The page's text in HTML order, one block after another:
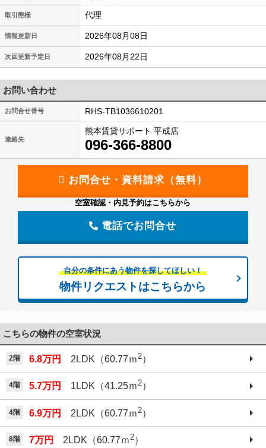
取引態様 代理
情報更新日 2026年08月08日
次回更新予定日 2026年08月22日
お問い合わせ
お問合せ番号 RHS-TB1036610201
連絡先
熊本賃貸サポート 平成店
096-366-8800
空室確認・内見予約はこちらから
電話でお問合せ
自分の条件にあう物件を探してほしい！
物件リクエストはこちらから
こちらの物件の空室状況
2階 6.8万円 2LDK（60.77ｍ2）
4階 5.7万円 1LDK（41.25ｍ2）
4階 6.9万円 2LDK（60.77ｍ 2）
8階 7万円 2LDK（60.77ｍ2）